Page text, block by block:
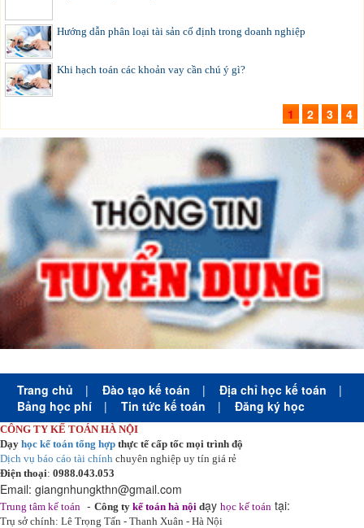
Hướng dẫn phân loại tài sản cố định trong doanh nghiệp
Khi hạch toán các khoản vay cần chú ý gì?
1 2 3 4
Trang chủ | Đào tạo kế toán | Địa chỉ học kế toán
|
Bảng học phí
| Tin tức kế toán | Đăng ký học
CÔNG TY KẾ TOÁN HÀ NỘI
Dạy học kế toán tổng hợp thực tế cấp tốc mọi trình độ
Dịch vụ báo cáo tài chính chuyên nghiệp uy tín giá rẻ
Điện thoại: 0988.043.053
Email: giangnhungkthn@gmail.com
Trung tâm kế toán - Công ty kế toán hà nội dạy học kế toán tại:
Trụ sở chính: Lê Trọng Tấn - Thanh Xuân - Hà Nội